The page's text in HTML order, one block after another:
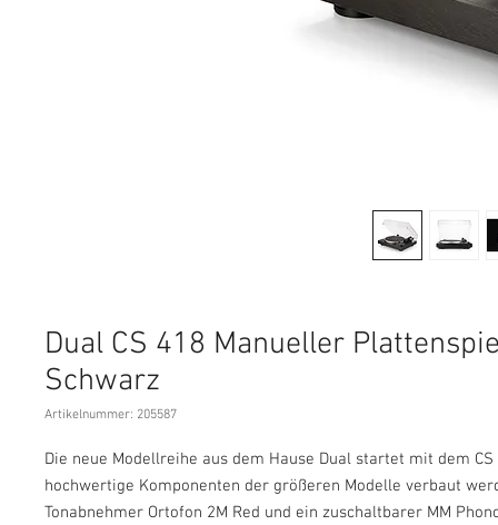
Dual CS 418 Manueller
Schwarz
Artikelnummer: 205587
Die neue Modellreihe aus dem Hause Dual startet mit dem
hochwertige Komponenten der größeren Modelle verbaut
Tonabnehmer Ortofon 2M Red und ein zuschaltbarer MM